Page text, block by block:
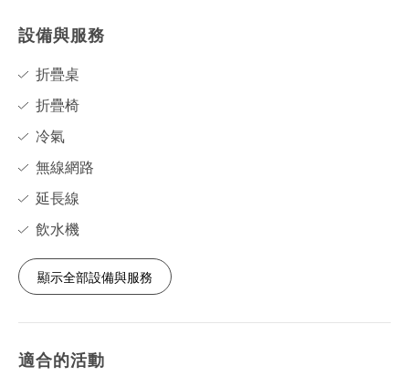
設備與服務
折疊桌
折疊椅
冷氣
無線網路
延長線
飲水機
顯示全部設備與服務
適合的活動